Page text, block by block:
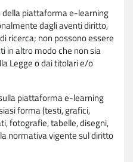
piattaforma e-learning
dagli aventi diritto,
ricerca; non possono essere
in altro modo che non sia
Legge o dai titolari e/o
piattaforma e-learning
forma (testi, grafici,
fotografie, tabelle, disegni,
normativa vigente sul diritto